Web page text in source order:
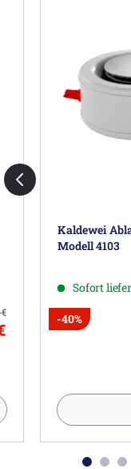
€
Kaldewei
Modell 4103
Sofort
-40%